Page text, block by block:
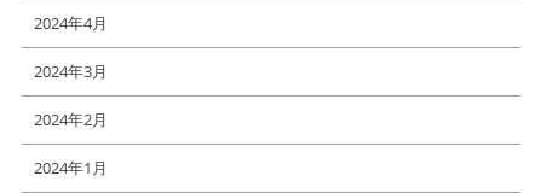
2024年4月
2024年3月
2024年2月
2024年1月